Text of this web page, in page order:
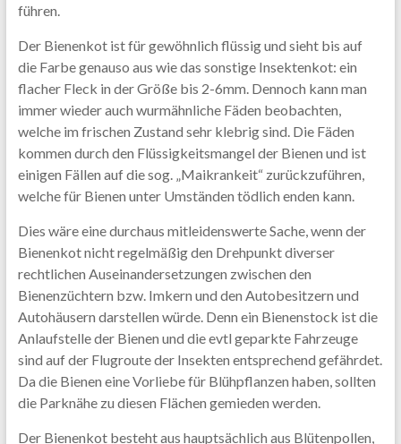
führen.
Der Bienenkot ist für gewöhnlich flüssig und sieht bis auf
die Farbe genauso aus wie das sonstige Insektenkot: ein
flacher Fleck in der Größe bis 2-6mm. Dennoch kann man
immer wieder auch wurmähnliche Fäden beobachten,
welche im frischen Zustand sehr klebrig sind. Die Fäden
kommen durch den Flüssigkeitsmangel der Bienen und ist
einigen Fällen auf die sog. „Maikrankeit“ zurückzuführen,
welche für Bienen unter Umständen tödlich enden kann.
Dies wäre eine durchaus mitleidenswerte Sache, wenn der
Bienenkot nicht regelmäßig den Drehpunkt diverser
rechtlichen Auseinandersetzungen zwischen den
Bienenzüchtern bzw. Imkern und den Autobesitzern und
Autohäusern darstellen würde. Denn ein Bienenstock ist die
Anlaufstelle der Bienen und die evtl geparkte Fahrzeuge
sind auf der Flugroute der Insekten entsprechend gefährdet.
Da die Bienen eine Vorliebe für Blühpflanzen haben, sollten
die Parknähe zu diesen Flächen gemieden werden.
Der Bienenkot besteht aus hauptsächlich aus Blütenpollen,